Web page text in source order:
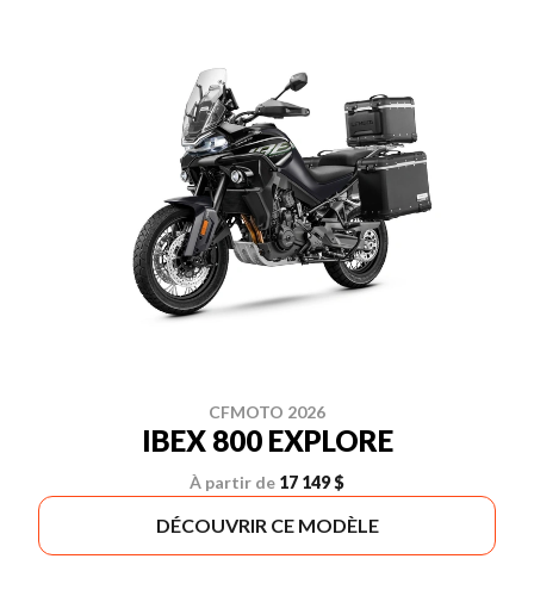
CFMOTO 2026
IBEX 800 EXPLORE
À partir de 17 149 $
DÉCOUVRIR CE MODÈLE